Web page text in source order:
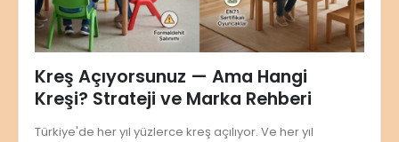
Kreş Açıyorsunuz — Ama Hangi
Kreşi? Strateji ve Marka Rehberi
Türkiye'de her yıl yüzlerce kreş açılıyor. Ve her yıl